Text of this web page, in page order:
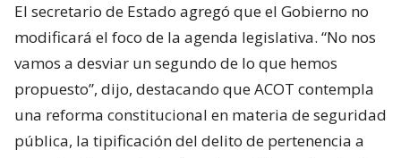
El secretario de Estado agregó que el Gobierno no
modificará el foco de la agenda legislativa. “No nos
vamos a desviar un segundo de lo que hemos
propuesto”, dijo, destacando que ACOT contempla
una reforma constitucional en materia de seguridad
pública, la tipificación del delito de pertenencia a